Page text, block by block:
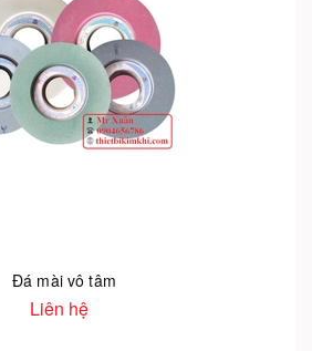
Đá mài vô tâm
Liên hệ